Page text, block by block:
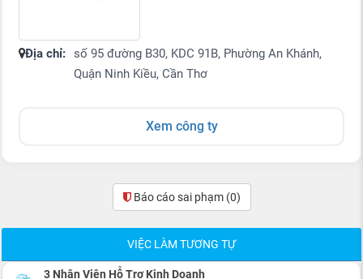
Địa chỉ: số 95 đường B30, KDC 91B, Phường An Khánh,
Quận Ninh Kiều, Cần Thơ
Xem công ty
Báo cáo sai phạm (0)
VIỆC LÀM TƯƠNG TỰ
3 Nhân Viên Hỗ Trợ Kinh Doanh